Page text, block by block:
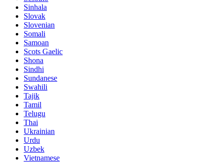
Sinhala
Slovak
Slovenian
Somali
Samoan
Scots Gaelic
Shona
Sindhi
Sundanese
Swahili
Tajik
Tamil
Telugu
Thai
Ukrainian
Urdu
Uzbek
Vietnamese